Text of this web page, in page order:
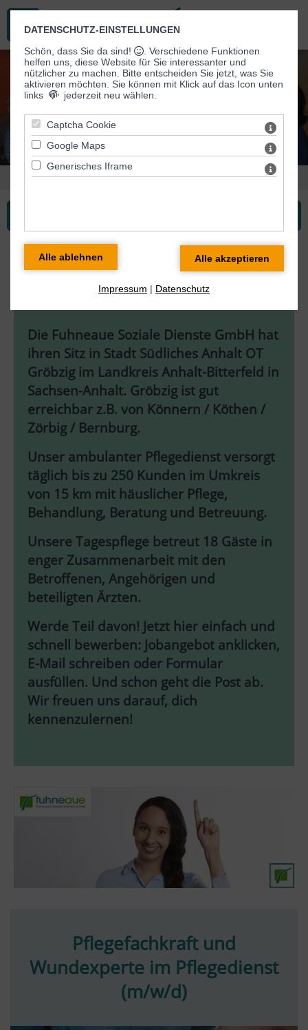
.
Sie sind hier:Karriere> Stellenausschreibungen
Stellenangebote
Die Fuhneaue Soziale Dienste GmbH hat
ihren Sitz in Stadt Südliches Anhalt OT
Gröbzig im Landkreis Anhalt-Bitterfeld in
Sachsen-Anhalt. Gröbzig ist gut
erreichbar z.B. von Könnern / Köthen /
Zörbig / Bernburg.
Unser ambulanter Pflegedienst versorgt
täglich bis zu 250 Kunden im Umkreis
von 15 km mit häuslicher Pflege,
Behandlung, Beratung und Betreuung.
Unsere Tagespflege betreut 18 Gäste in
enger Zusammenarbeit mit den
Betroffenen, Angehörigen und
beteiligten Ärzten.
Werde Teil davon! Jetzt hier einfach und
schnell bewerben: Jobangebot anklicken,
E-Mail schreiben oder Formular
ausfüllen. Und schon geht die Post ab.
Wir freuen uns darauf, dich
kennenzulernen!
Pflegefachkraft und
Wundexperte im Pflegedienst
(m/w/d)
DATENSCHUTZ-EINSTELLUNGEN
Schön, dass Sie da sind!
. Verschiedene Funktionen
helfen uns, diese Website für Sie interessanter und
nützlicher zu machen.
Bitte entscheiden Sie jetzt, was Sie
aktivieren möchten. Sie können mit Klick auf das Icon unten
links
jederzeit neu wählen.
Captcha Cookie
Google Maps
Generisches Iframe
Impressum | Datenschutz